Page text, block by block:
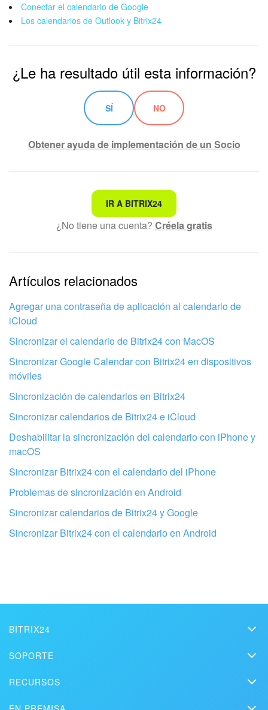
Gestión del inventario
Telefonía
Widget del empleado
Configuraciones de la cuenta
Preguntas generales
Actualización de los artículos (archivo)
Conectar el calendario de Google
Los calendarios de Outlook y Bitrix24
¿Le ha resultado útil esta información?
SÍ NO
Obtener ayuda de implementación de un Socio
No es lo que estoy buscando
Texto complicado e incomprensible
La información está desactualizada
La explicación es demasiado corta. Necesito más
información
No me gusta cómo funciona esta herramienta
Configura tu Bitrix24 con profesionales
locales
IR A BITRIX24
¿No tiene una cuenta? Créela gratis
Artículos relacionados
Agregar una contraseña de aplicación al calendario de
iCloud
Sincronizar el calendario de Bitrix24 con MacOS
Sincronizar Google Calendar con Bitrix24 en dispositivos
móviles
Sincronización de calendarios en Bitrix24
Sincronizar calendarios de Bitrix24 e iCloud
Deshabilitar la sincronización del calendario con iPhone y
macOS
Sincronizar Bitrix24 con el calendario del iPhone
Problemas de sincronización en Android
Sincronizar calendarios de Bitrix24 y Google
Sincronizar Bitrix24 con el calendario en Android
BITRIX24
Kit de medios
Contacto
SOPORTE
RECURSOS